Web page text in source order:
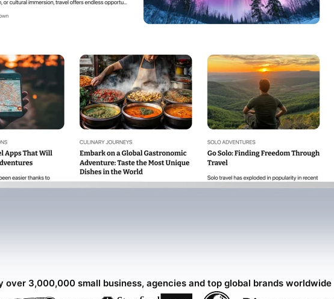
over 3,000,000 small business, agencies and top global brands worldwide